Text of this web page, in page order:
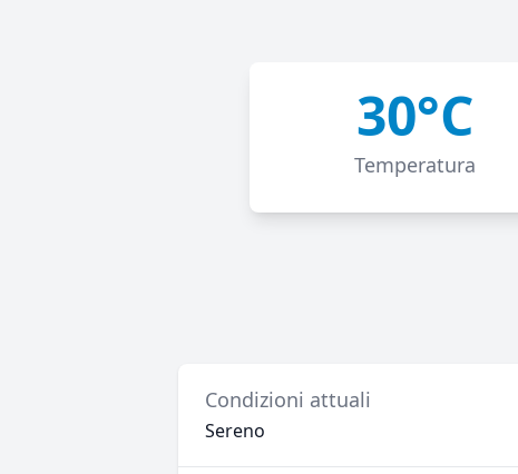
Temperatura
30°C
Condizioni attuali
Sereno